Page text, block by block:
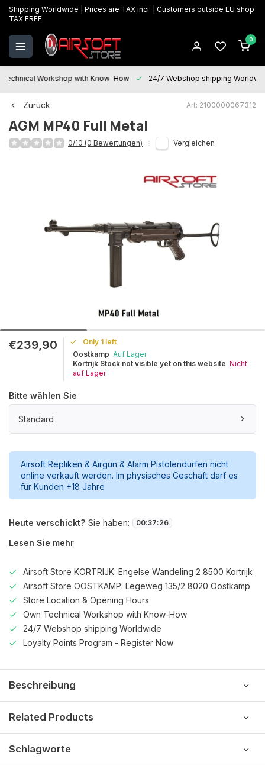
Shipping Worldwide | Prices are TAX incl. | Customers outside EU shop
TAX FREE
0
Technical Workshop with Know-How 24/7 Webshop shipping
Zurück Art: 2100000067312
AGM MP40 Full Metal
0/10 (0 Bewertungen) Vergleichen
€239,90
Only 1 left
Oostkamp Auf Lager
Kortrijk Stock not visible yet on this website Nicht
auf Lager
Bitte wählen Sie
Standard
Airsoft Repliken & Airgun & Alarm Pistolendürfen nicht
online verkauft werden. Im physisches Geschäft darf es
für Kunden +18 Jahre
Heute verschickt? Sie haben: 00:37:26
Lesen Sie mehr
Airsoft Store KORTRIJK: Engelse Wandeling 2 8500 Kortrijk
Airsoft Store OOSTKAMP: Legeweg 135/2 8020 Oostkamp
Store Location & Opening Hours
Own Technical Workshop with Know-How
24/7 Webshop shipping Worldwide
Loyalty Points Program - Register Now
Beschreibung
Related Products
Schlagworte